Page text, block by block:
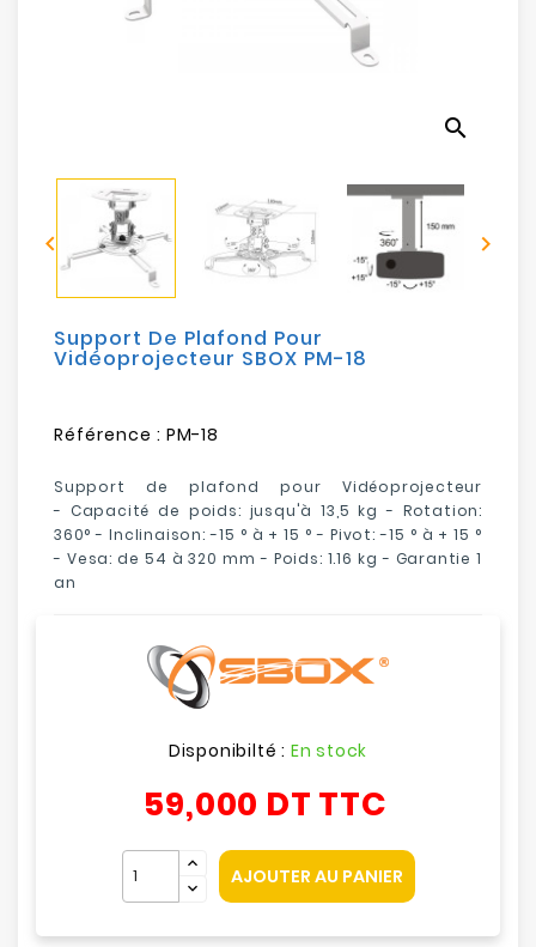
Electroménager
Sécurité
Mobilités
Loisirs
search
 
Support De Plafond Pour
Vidéoprojecteur SBOX PM-18
Référence : PM-18
Support de plafond pour Vidéoprojecteur
- Capacité de poids: jusqu'à 13,5 kg - Rotation:
360° - Inclinaison: -15 ° à + 15 ° - Pivot: -15 ° à + 15 °
- Vesa: de 54 à 320 mm - Poids: 1.16 kg - Garantie 1
an
Disponibilté : En stock
59,000 DT TTC
AJOUTER AU PANIER